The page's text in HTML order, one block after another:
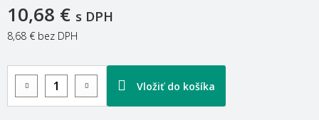
10,68 € s DPH
8,68 € bez DPH
Vložiť do košíka